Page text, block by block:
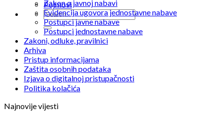
Pojmovi
Zakon o javnoj nabavi
Evidencija ugovora jednostavne nabave
Postupci javne nabave
Postupci jednostavne nabave
Zakoni, odluke, pravilnici
Arhiva
Pristup informacijama
Zaštita osobnih podataka
Izjava o digitalnoj pristupačnosti
Politika kolačića
Najnovije vijesti